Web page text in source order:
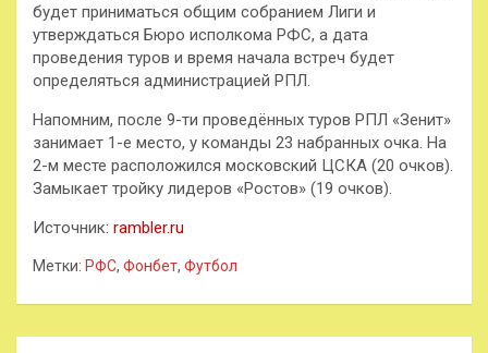
будет приниматься общим собранием Лиги и
утверждаться Бюро исполкома РФС, а дата
проведения туров и время начала встреч будет
определяться администрацией РПЛ.
Напомним, после 9-ти проведённых туров РПЛ «Зенит»
занимает 1-е место, у команды 23 набранных очка. На
2-м месте расположился московский ЦСКА (20 очков).
Замыкает тройку лидеров «Ростов» (19 очков).
Источник: rambler.ru
Метки: РФС, Фонбет, Футбол